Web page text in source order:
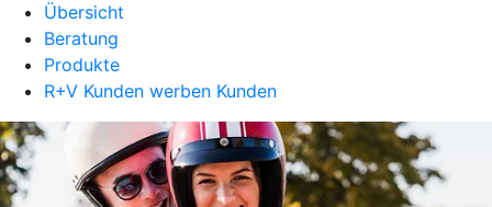
Übersicht
Beratung
Produkte
R+V Kunden werben Kunden